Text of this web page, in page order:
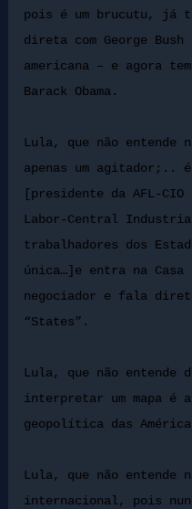
pois é um brucutu, já
direta com George
americana – e agora tem
Barack Obama.
Lula, que não entende
apenas um agitador;..
[presidente da AFL-
Labor-Central
trabalhadores dos
única…]e entra na Casa
negociador e fala
“States”.
Lula, que não entende
interpretar um mapa é
geopolítica das
Lula, que não entende
internacional, pois